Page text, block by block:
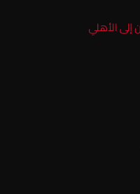
الأهلي